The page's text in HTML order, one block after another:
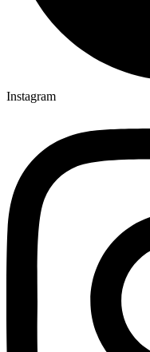
Instagram